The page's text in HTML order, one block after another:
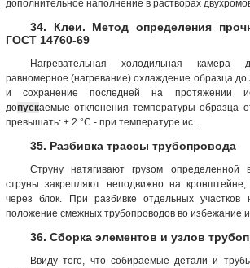
дополнительное наполнение в растворах
34. Клеи. Метод определения
ГОСТ 14760-69
Нагревательная холодильная камера
равномерное (нагревание) охлаждение образца
и сохранение последней на протяжении
допускаемые отклонения температуры образца
превышать: ± 2 °С - при температуре ис...
35. Разбивка трассы трубопровода
Струну натягивают грузом определенной
струны закрепляют неподвижно на
через блок. При разбивке отдельных участков
положение смежных трубопроводов во избежание
36. Сборка элементов и узлов
Ввиду того, что собираемые детали и